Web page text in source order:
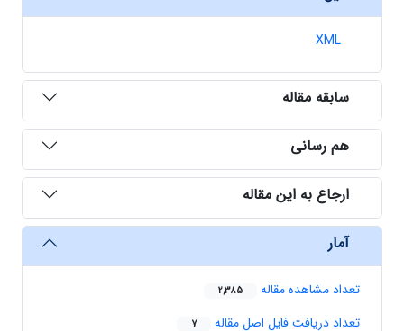
XML
سابقه مقاله
هم رسانی
ارجاع به این مقاله
آمار
تعداد مشاهده مقاله 2,385
تعداد دریافت فایل اصل مقاله 7